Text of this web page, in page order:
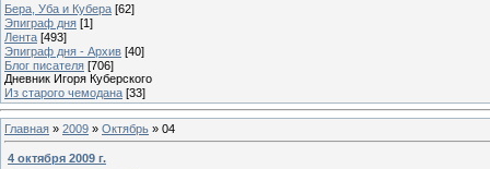
Бера, Уба и Кубера [62]
Эпиграф дня [1]
Лента [493]
Эпиграф дня - Архив [40]
Блог писателя [706]
Дневник Игоря Куберского
Из старого чемодана [33]
Главная » 2009 » Октябрь » 04
4 октября 2009 г.